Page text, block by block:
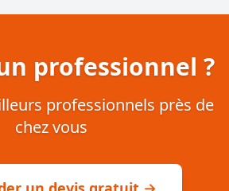
professionnel ?
professionnels près de
chez vous